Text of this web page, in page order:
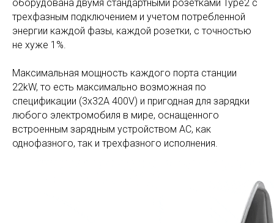
оборудована двумя стандартными розетками Type2 c
трехфазным подключением и учетом потребленной
энергии каждой фазы, каждой розетки, с точностью
не хуже 1%.
Максимальная мощность каждого порта станции
22kW, то есть максимально возможная по
спецификации (3x32A 400V) и пригодная для зарядки
любого электромобиля в мире, оснащенного
встроенным зарядным устройством AC, как
однофазного, так и трехфазного исполнения.